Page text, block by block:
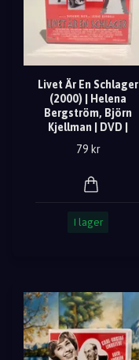
Livet Är En Schlager
(2000) | Helena
Bergström, Björn
Kjellman | DVD |
79 kr
I lager